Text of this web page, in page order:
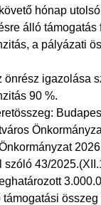
hónap
álló támogatás
a pályázati
önrész igazolása
90 %.
szóló 43/
támogatási összeg